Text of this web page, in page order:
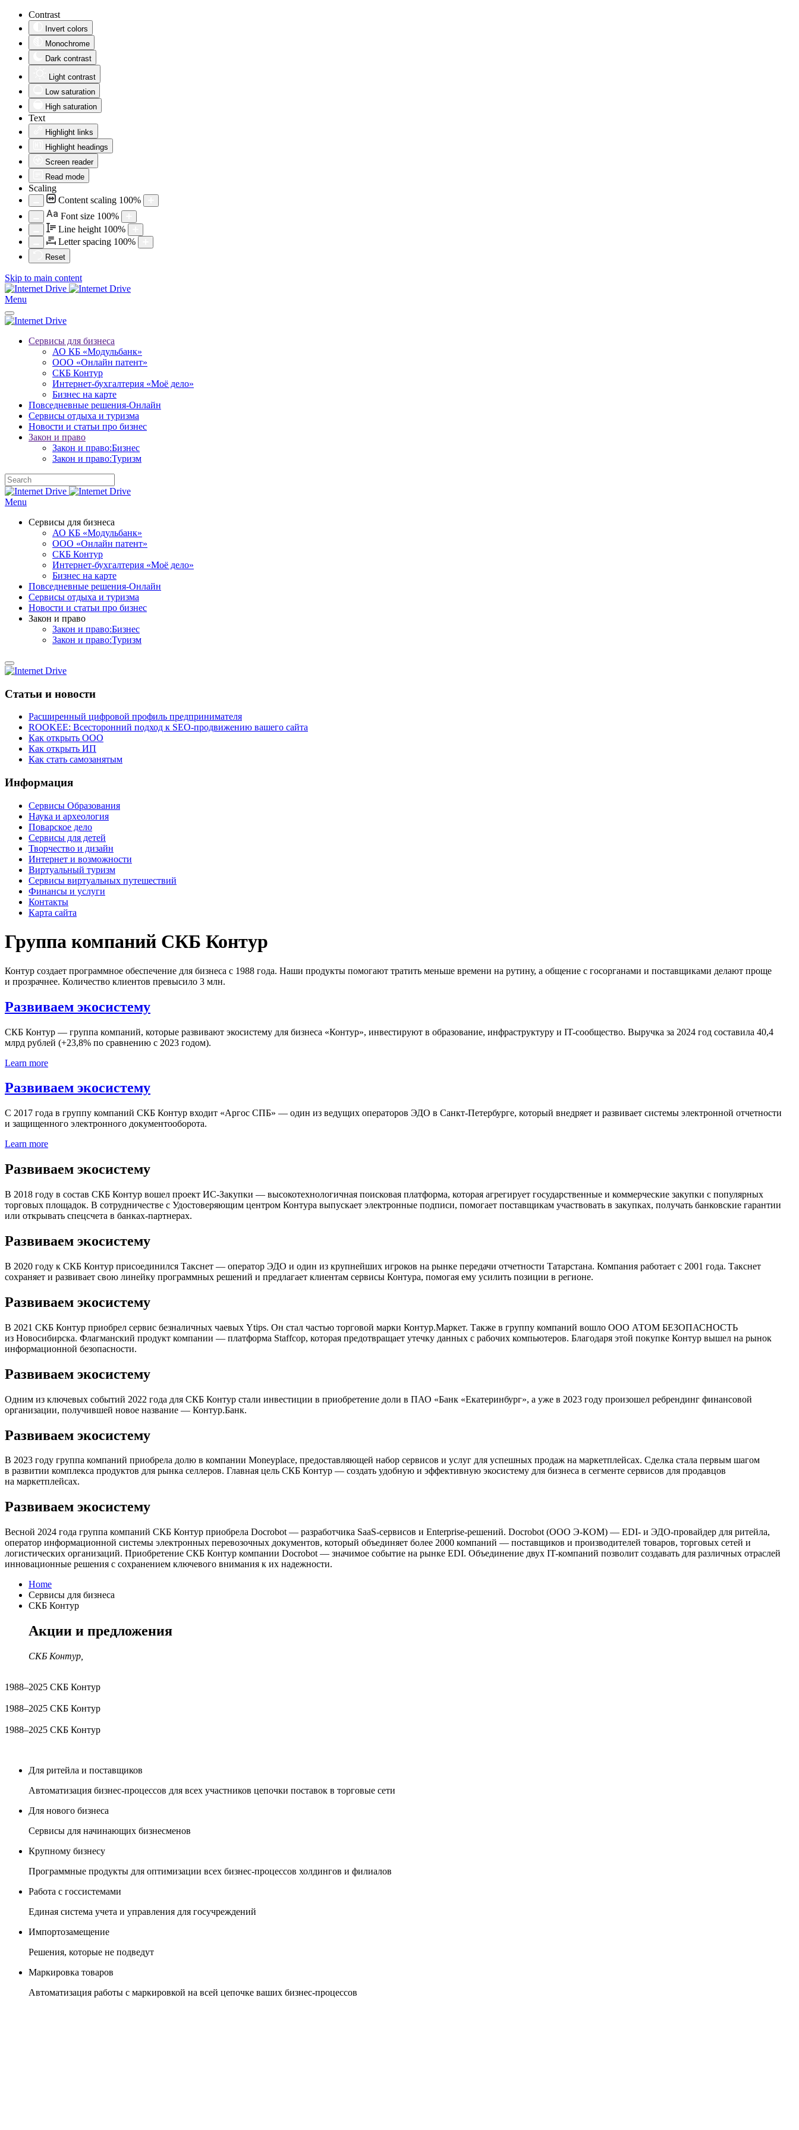
Contrast
Invert colors
Monochrome
Dark contrast
Light contrast
Low saturation
High saturation
Text
Highlight links
Highlight headings
Screen reader
Read mode
Scaling
Content scaling 100%
Aa Font size 100%
Line height 100%
Letter spacing 100%
Reset
Skip to main content
Menu
Сервисы для бизнеса
АО КБ «Модульбанк»
ООО «Онлайн патент»
СКБ Контур
Интернет-бухгалтерия «Моё дело»
Бизнес на карте
Повседневные решения-Онлайн
Сервисы отдыха и туризма
Новости и статьи про бизнес
Закон и право
Закон и право:Бизнес
Закон и право:Туризм
Menu
Сервисы для бизнеса
АО КБ «Модульбанк»
ООО «Онлайн патент»
СКБ Контур
Интернет-бухгалтерия «Моё дело»
Бизнес на карте
Повседневные решения-Онлайн
Сервисы отдыха и туризма
Новости и статьи про бизнес
Закон и право
Закон и право:Бизнес
Закон и право:Туризм
Статьи и новости
Расширенный цифровой профиль предпринимателя
ROOKEE: Всесторонний подход к SEO-продвижению вашего сайта
Как открыть ООО
Как открыть ИП
Как стать самозанятым
Информация
Сервисы Образования
Наука и археология
Поварское дело
Сервисы для детей
Творчество и дизайн
Интернет и возможности
Виртуальный туризм
Сервисы виртуальных путешествий
Финансы и услуги
Контакты
Карта сайта
Группа компаний СКБ Контур
Контур создает программное обеспечение для бизнеса с 1988 года. Наши продукты помогают тратить меньше времени на рутину, а общение с госорганами и поставщиками делают проще
и прозрачнее. Количество клиентов превысило 3 млн.
Развиваем экосистему
СКБ Контур — группа компаний, которые развивают экосистему для бизнеса «Контур», инвестируют в образование, инфраструктуру и IT-сообщество. Выручка за 2024 год составила 40,4
млрд рублей (+23,8% по сравнению с 2023 годом).
Learn more
Развиваем экосистему
С 2017 года в группу компаний СКБ Контур входит «Аргос СПБ» — один из ведущих операторов ЭДО в Санкт-Петербурге, который внедряет и развивает системы электронной отчетности
и защищенного электронного документооборота.
Learn more
Развиваем экосистему
В 2018 году в состав СКБ Контур вошел проект ИС-Закупки — высокотехнологичная поисковая платформа, которая агрегирует государственные и коммерческие закупки с популярных
торговых площадок. В сотрудничестве с Удостоверяющим центром Контура выпускает электронные подписи, помогает поставщикам участвовать в закупках, получать банковские гарантии
или открывать спецсчета в банках-партнерах.
Развиваем экосистему
В 2020 году к СКБ Контур присоединился Такснет — оператор ЭДО и один из крупнейших игроков на рынке передачи отчетности Татарстана. Компания работает с 2001 года. Такснет
сохраняет и развивает свою линейку программных решений и предлагает клиентам сервисы Контура, помогая ему усилить позиции в регионе.
Развиваем экосистему
В 2021 СКБ Контур приобрел сервис безналичных чаевых Ytips. Он стал частью торговой марки Контур.Маркет. Также в группу компаний вошло ООО АТОМ БЕЗОПАСНОСТЬ
из Новосибирска. Флагманский продукт компании — платформа Staffсop, которая предотвращает утечку данных с рабочих компьютеров. Благодаря этой покупке Контур вышел на рынок
информационной безопасности.
Развиваем экосистему
Одним из ключевых событий 2022 года для СКБ Контур стали инвестиции в приобретение доли в ПАО «Банк «Екатеринбург», а уже в 2023 году произошел ребрендинг финансовой
организации, получившей новое название — Контур.Банк.
Развиваем экосистему
В 2023 году группа компаний приобрела долю в компании Moneyplace, предоставляющей набор сервисов и услуг для успешных продаж на маркетплейсах. Сделка стала первым шагом
в развитии комплекса продуктов для рынка селлеров. Главная цель СКБ Контур — создать удобную и эффективную экосистему для бизнеса в сегменте сервисов для продавцов
на маркетплейсах.
Развиваем экосистему
Весной 2024 года группа компаний СКБ Контур приобрела Docrobot — разработчика SaaS-сервисов и Enterprise-решений. Docrobot (ООО Э-КОМ) — EDI- и ЭДО-провайдер для ритейла,
оператор информационной системы электронных перевозочных документов, который объединяет более 2000 компаний — поставщиков и производителей товаров, торговых сетей и
логистических организаций. Приобретение СКБ Контур компании Docrobot — значимое событие на рынке EDI. Объединение двух IT-компаний позволит создавать для различных отраслей
инновационные решения с сохранением ключевого внимания к их надежности.
Home
Сервисы для бизнеса
СКБ Контур
Акции и предложения
СКБ Контур,
1988–2025 СКБ Контур
1988–2025 СКБ Контур
1988–2025 СКБ Контур
Для ритейла и поставщиков
Автоматизация бизнес-процессов для всех участников цепочки поставок в торговые сети
Для нового бизнеса
Сервисы для начинающих бизнесменов
Крупному бизнесу
Программные продукты для оптимизации всех бизнес-процессов холдингов и филиалов
Работа с госсистемами
Единая система учета и управления для госучреждений
Импортозамещение
Решения, которые не подведут
Маркировка товаров
Автоматизация работы с маркировкой на всей цепочке ваших бизнес-процессов